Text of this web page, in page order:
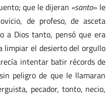
que le dijeran «santo» le
de profeso, de asceta
a Dios tanto, pensó que era
limpiar el desierto del orgullo
intentar batir récords de
peligro de que le llamaran
pecador, tonto, necio,